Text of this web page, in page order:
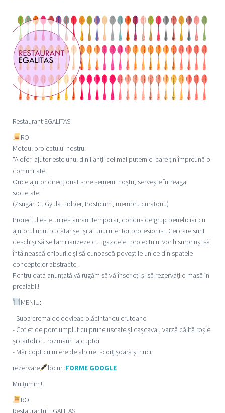
Restaurant EGALITAS
RO
Motoul proiectului nostru:
"A oferi ajutor este unul din lianții cei mai puternici care țin împreună o
comunitate.
Orice ajutor direcționat spre semenii noștri, servește întreaga
societate."
(Zsugán G. Gyula Hidber, Posticum, membru curatoriu)
Proiectul este un restaurant temporar, condus de grup beneficiar cu
ajutorul unui bucătar șef și al unui mentor profesionist. Cei care sunt
deschiși să se familiarizeze cu "gazdele" proiectului vor fi surprinși să
întâlnească chipurile și să cunoască poveștile unice din spatele
conceptelor abstracte.
Pentru data anunțată vă rugăm să vă înscrieți și să rezervați o masă în
prealabil!
MENIU:
- Supa crema de dovleac plăcintar cu crutoane
- Cotlet de porc umplut cu prune uscate și cașcaval, varză călită roșie
și cartofi cu rozmarin la cuptor
- Măr copt cu miere de albine, scorțișoară și nuci
rezervare
locuri:FORME GOOGLE
Mulțumim!!
RO
Restaurantul EGALITAS